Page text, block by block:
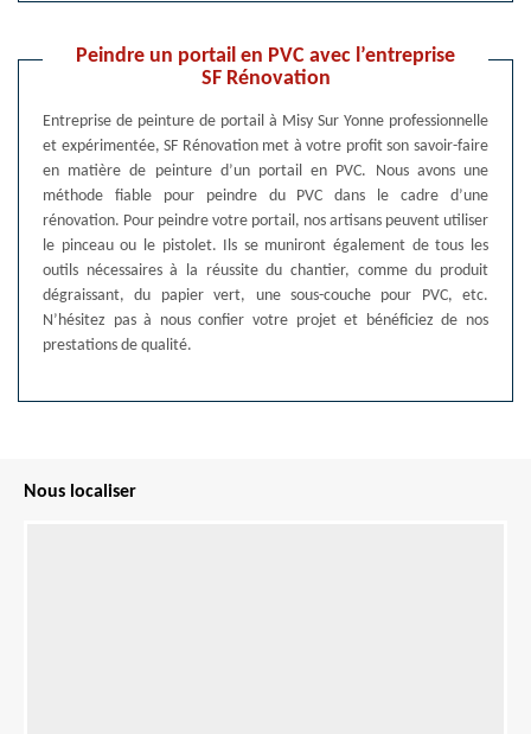
Peindre un portail en PVC avec l’entreprise
SF Rénovation
Entreprise de peinture de portail à Misy Sur Yonne professionnelle
et expérimentée, SF Rénovation met à votre profit son savoir-faire
en matière de peinture d’un portail en PVC. Nous avons une
méthode fiable pour peindre du PVC dans le cadre d’une
rénovation. Pour peindre votre portail, nos artisans peuvent utiliser
le pinceau ou le pistolet. Ils se muniront également de tous les
outils nécessaires à la réussite du chantier, comme du produit
dégraissant, du papier vert, une sous-couche pour PVC, etc.
N’hésitez pas à nous confier votre projet et bénéficiez de nos
prestations de qualité.
Nous localiser